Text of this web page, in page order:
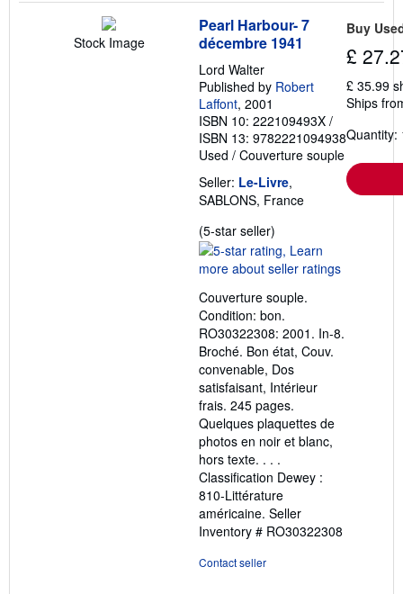
Stock Image
Pearl Harbour- 7
décembre 1941
Lord Walter
Published by Robert
Laffont, 2001
ISBN 10: 222109493X /
ISBN 13: 9782221094938
Used / Couverture souple
Seller: Le-Livre,
SABLONS, France
(5-star seller)
rating
5
of
5
stars
Couverture souple.
Condition: bon.
RO30322308: 2001. In-8.
Broché. Bon état, Couv.
convenable, Dos
satisfaisant, Intérieur
frais. 245 pages.
Quelques plaquettes de
photos en noir et blanc,
hors texte. . . .
Classification Dewey :
810-Littérature
américaine. Seller
Inventory # RO30322308
Contact seller
Buy
£
£ 35.99
Ships
Quantity: